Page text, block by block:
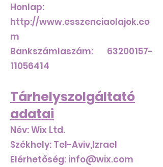
Honlap:
http://www.esszenciaolajok.co
m
Bankszámlaszám: 63200157-
11056414
Tárhelyszolgáltató
adatai
Név: Wix Ltd.
Székhely: Tel-Aviv,Izrael
Elérhetőség: info@wix.com